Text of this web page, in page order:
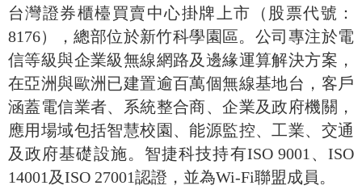
台灣證券櫃檯買賣中心掛牌上市（股票代號：
8176），總部位於新竹科學園區。公司專注於電
信等級與企業級無線網路及邊緣運算解決方案，
在亞洲與歐洲已建置逾百萬個無線基地台，客戶
涵蓋電信業者、系統整合商、企業及政府機關，
應用場域包括智慧校園、能源監控、工業、交通
及政府基礎設施。智捷科技持有ISO 9001、ISO
14001及ISO 27001認證，並為Wi-Fi聯盟成員。